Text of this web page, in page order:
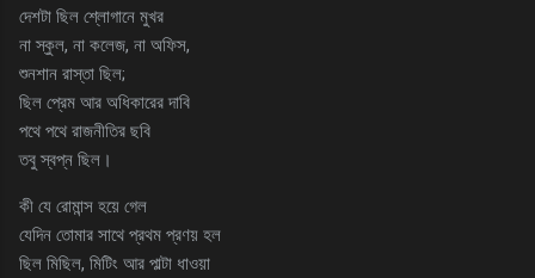
দেশটা ছিল শ্লোগানে মুখর
না স্কুল, না কলেজ, না অফিস,
শুনশান রাস্তা ছিল;
ছিল প্রেম আর অধিকারের দাবি
পথে পথে রাজনীতির ছবি
তবু স্বপ্ন ছিল।
কী যে রোমান্স হয়ে গেল
যেদিন তোমার সাথে প্রথম প্রণয় হল
ছিল মিছিল, মিটিং আর পাল্টা ধাওয়া